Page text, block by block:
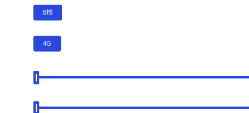
8核
4G